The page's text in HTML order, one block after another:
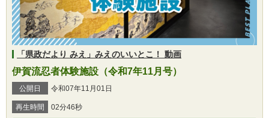
「県政だより みえ」みえのいいとこ！ 動画
伊賀流忍者体験施設（令和7年11月号）
公開日 令和07年11月01日
再生時間 02分46秒